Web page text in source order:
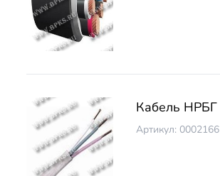
Кабель
Артикул: 0002166